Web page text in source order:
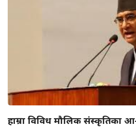
हाम्रा विविध मौलिक संस्कृतिका